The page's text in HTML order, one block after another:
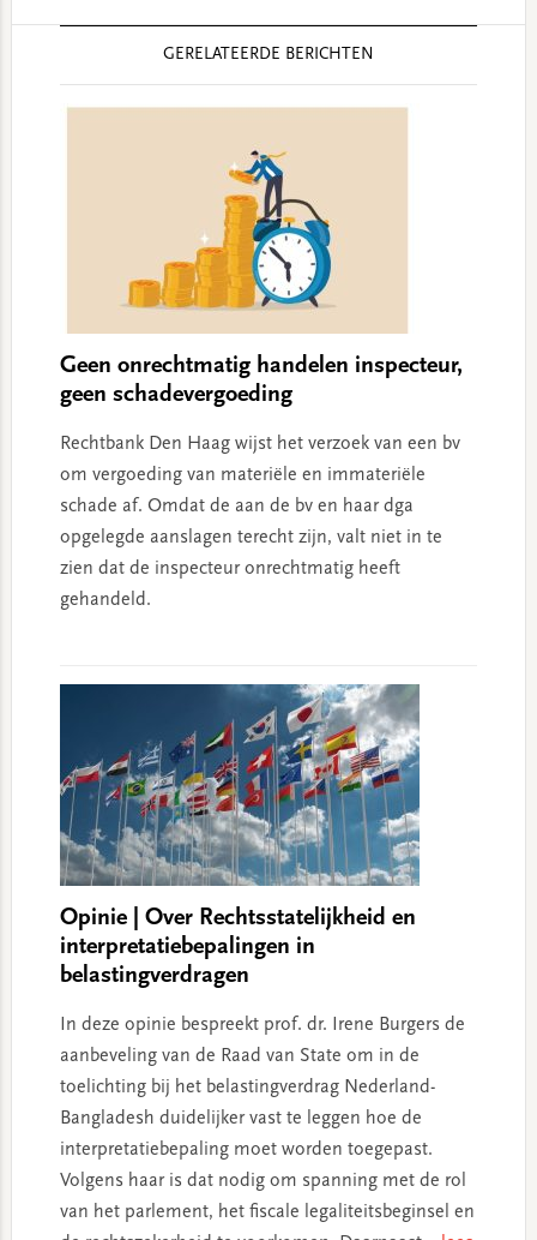
GERELATEERDE BERICHTEN
Geen onrechtmatig handelen inspecteur,
geen schadevergoeding
Rechtbank Den Haag wijst het verzoek van een bv
om vergoeding van materiële en immateriële
schade af. Omdat de aan de bv en haar dga
opgelegde aanslagen terecht zijn, valt niet in te
zien dat de inspecteur onrechtmatig heeft
gehandeld.
Opinie | Over Rechtsstatelijkheid en
interpretatiebepalingen in
belastingverdragen
In deze opinie bespreekt prof. dr. Irene Burgers de
aanbeveling van de Raad van State om in de
toelichting bij het belastingverdrag Nederland-
Bangladesh duidelijker vast te leggen hoe de
interpretatiebepaling moet worden toegepast.
Volgens haar is dat nodig om spanning met de rol
van het parlement, het fiscale legaliteitsbeginsel en